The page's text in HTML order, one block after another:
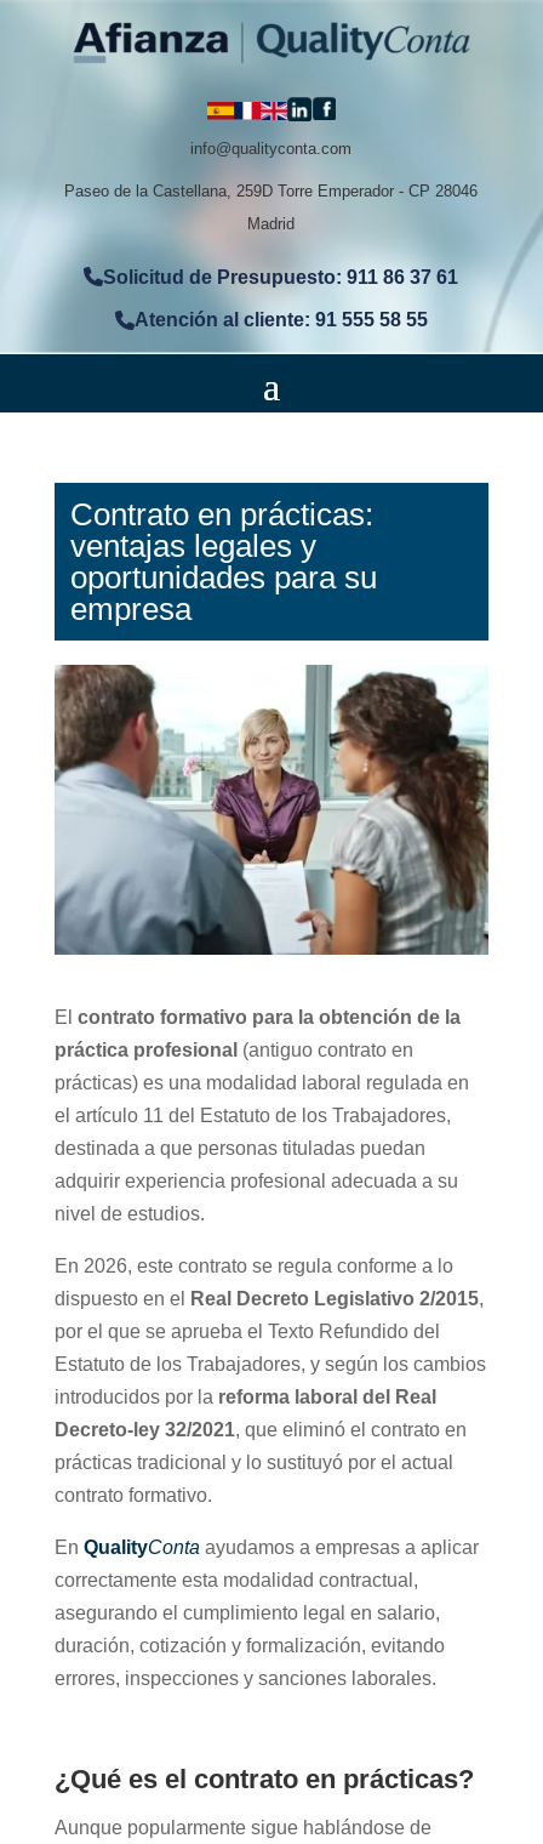
info@qualityconta.com
Paseo de la Castellana, 259D Torre Emperador - CP 28046
Madrid
Solicitud de Presupuesto: 911 86 37 61
Atención al cliente: 91 555 58 55
Contrato en prácticas:
ventajas legales y
oportunidades para su
empresa
El contrato formativo para la obtención de la
práctica profesional (antiguo contrato en
prácticas) es una modalidad laboral regulada en
el artículo 11 del Estatuto de los Trabajadores,
destinada a que personas tituladas puedan
adquirir experiencia profesional adecuada a su
nivel de estudios.
En 2026, este contrato se regula conforme a lo
dispuesto en el
Real Decreto Legislativo 2/2015,
por el que se aprueba el Texto Refundido del
Estatuto de los Trabajadores, y según los cambios
introducidos por la reforma laboral del Real
Decreto-ley 32/2021, que eliminó el contrato en
prácticas tradicional y lo sustituyó por el actual
contrato formativo.
En QualityConta ayudamos a empresas a aplicar
correctamente esta modalidad contractual,
asegurando el cumplimiento legal en salario,
duración, cotización y formalización, evitando
errores, inspecciones y sanciones laborales.
¿Qué es el contrato en prácticas?
Aunque popularmente sigue hablándose de